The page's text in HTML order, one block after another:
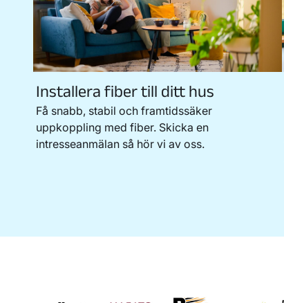
Installera fiber till ditt hus
Få snabb, stabil och framtidssäker
uppkoppling med fiber. Skicka en
intresseanmälan så hör vi av oss.